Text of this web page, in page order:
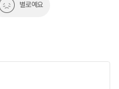
별로예요